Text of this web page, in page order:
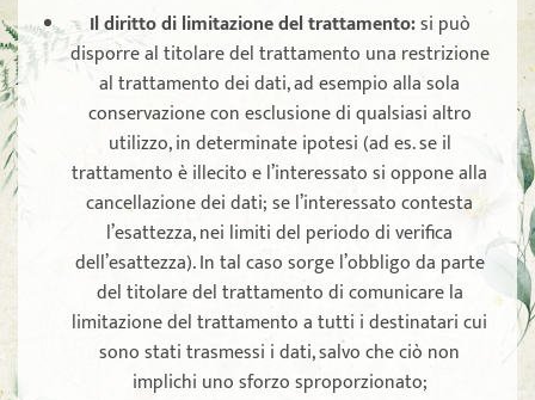
Il diritto di limitazione del trattamento:si può
disporre al titolare del trattamento una restrizione
al trattamento dei dati, ad esempio alla sola
conservazione con esclusione di qualsiasi altro
utilizzo, in determinate ipotesi (ad es. se il
trattamento è illecito e l’interessato si oppone alla
cancellazione dei dati; se l’interessato contesta
l’esattezza, nei limiti del periodo di verifica
dell’esattezza). In tal caso sorge l’obbligo da parte
del titolare del trattamento di comunicare la
limitazione del trattamento a tutti i destinatari cui
sono stati trasmessi i dati, salvo che ciò non
implichi uno sforzo sproporzionato;